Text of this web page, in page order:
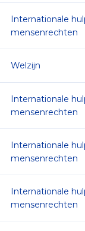
Internationale
mensenrechten
Welzijn
Internationale
mensenrechten
Internationale
mensenrechten
Internationale
mensenrechten